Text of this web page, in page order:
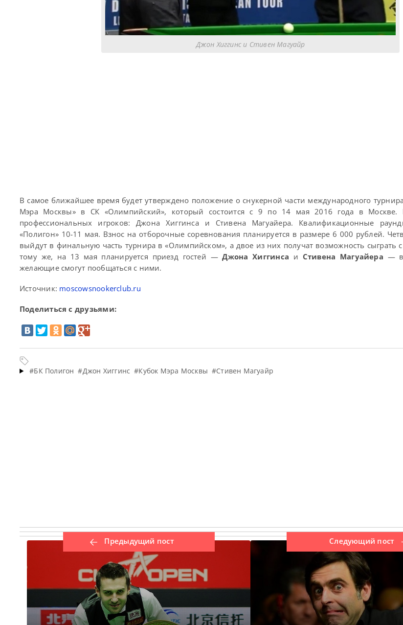
Джон Хиггинс и Стивен Магуайр
В самое ближайшее время будет утверждено положение о снукерной части международного
Мэра Москвы» в СК «Олимпийский», который состоится с 9 по 14 мая 2016 года в Москве.
профессиональных игроков: Джона Хиггинса и Стивена Магуайера. Квалификационные
«Полигон» 10-11 мая. Взнос на отборочные соревнования планируется в размере 6 000 рублей.
выйдут в финальную часть турнира в «Олимпийском», а двое из них получат возможность сыграть
тому же, на 13 мая планируется приезд гостей —Джона Хиггинса и Стивена Магуайера — в
желающие смогут пообщаться с ними.
Источник: moscowsnookerclub.ru
Поделиться с друзьями:
#БК Полигон #Джон Хиггинс #Кубок Мэра Москвы #Стивен Магуайр
Предыдущий пост Следующий пост